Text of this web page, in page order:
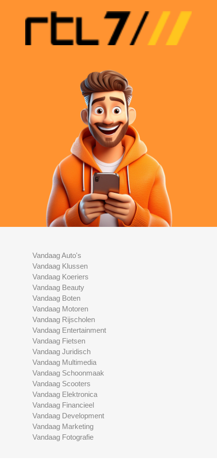
Vandaag Auto's
Vandaag Klussen
Vandaag Koeriers
Vandaag Beauty
Vandaag Boten
Vandaag Motoren
Vandaag Rijscholen
Vandaag Entertainment
Vandaag Fietsen
Vandaag Juridisch
Vandaag Multimedia
Vandaag Schoonmaak
Vandaag Scooters
Vandaag Elektronica
Vandaag Financieel
Vandaag Development
Vandaag Marketing
Vandaag Fotografie